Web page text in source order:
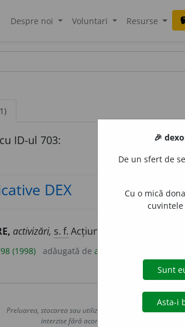
Despre noi Voluntari Resurse
ID-ul 703:
DEX
activizări, s. f. Acțiunea de
(1998) adăugată de ana_zecheru
Copyright ©
Preluarea, stocarea sau utilizarea datelor de pe acest
interzise fără acordul nostru prealabil scris,
🎉
De un sfert de
Cu o mică